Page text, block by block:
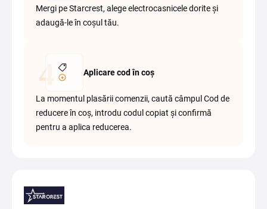
Mergi pe Starcrest, alege electrocasnicele dorite și
adaugă-le în coșul tău.
Aplicare cod în coș
La momentul plasării comenzii, caută câmpul Cod de
reducere în coș, introdu codul copiat și confirmă
pentru a aplica reducerea.